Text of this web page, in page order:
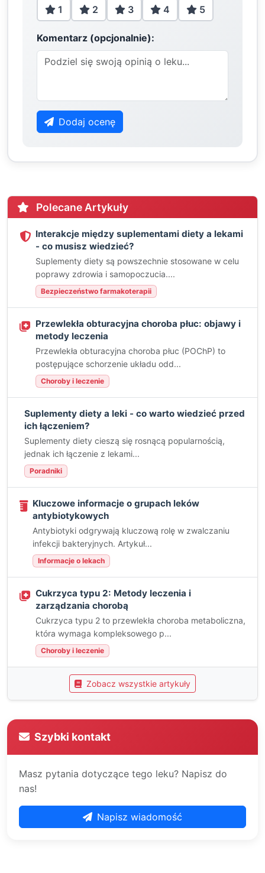
1 2 3 4 5
Komentarz (opcjonalnie):
Dodaj ocenę
Polecane Artykuły
Interakcje między suplementami diety a lekami
- co musisz wiedzieć?
Suplementy diety są powszechnie stosowane w celu
poprawy zdrowia i samopoczucia....
Bezpieczeństwo farmakoterapii
Przewlekła obturacyjna choroba płuc: objawy i
metody leczenia
Przewlekła obturacyjna choroba płuc (POChP) to
postępujące schorzenie układu odd...
Choroby i leczenie
Suplementy diety a leki - co warto wiedzieć przed
ich łączeniem?
Suplementy diety cieszą się rosnącą popularnością,
jednak ich łączenie z lekami...
Poradniki
Kluczowe informacje o grupach leków
antybiotykowych
Antybiotyki odgrywają kluczową rolę w zwalczaniu
infekcji bakteryjnych. Artykuł...
Informacje o lekach
Cukrzyca typu 2: Metody leczenia i
zarządzania chorobą
Cukrzyca typu 2 to przewlekła choroba metaboliczna,
która wymaga kompleksowego p...
Choroby i leczenie
Zobacz wszystkie artykuły
Szybki kontakt
Masz pytania dotyczące tego leku? Napisz do
nas!
Napisz wiadomość